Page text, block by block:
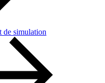
de simulation